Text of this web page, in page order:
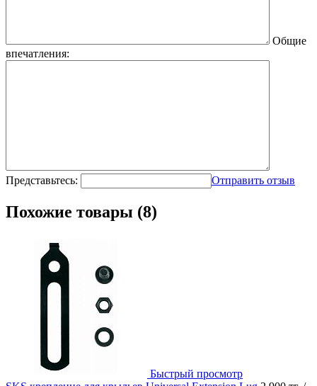
Общие
впечатления:
Представьтесь: Отправить отзыв
Похожие товары (8)
Быстрый просмотр